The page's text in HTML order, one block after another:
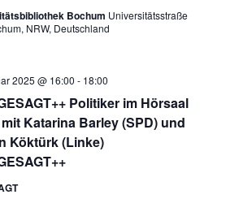
Bochum Universitätsstraße
NRW, Deutschland
Politiker im Hörsaal
Katarina Barley (SPD) und
Köktürk (Linke)
2025 @ 16:00 - 18:00